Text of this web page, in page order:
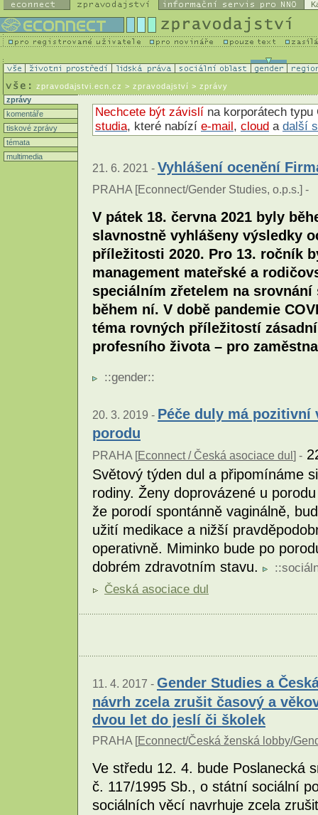
zpravodajstvi.ecn.cz > zpravodajství > zprávy
zprávy
komentáře
tiskové zprávy
témata
multimedia
Nechcete být závislí na korporátech
studia, které nabízí e-mail, cloud a další
21. 6. 2021 - Vyhlášení ocenění
PRAHA [Econnect/Gender Studies, o.p.s.] -
V pátek 18. června 2021 byly
slavnostně vyhlášeny výsledky
příležitosti 2020. Pro 13. ročník
management mateřské a
speciálním zřetelem na srovnání
během ní. V době pandemie
téma rovných příležitostí
profesního života – pro
::gender::
20. 3. 2019 - Péče duly má
porodu
PRAHA [Econnect / Česká asociace dul ] -
Světový týden dul a připomínáme
rodiny. Ženy doprovázené u
že porodí spontánně vaginálně,
užití medikace a nižší
operativně. Miminko bude po
dobrém zdravotním stavu.
::
Česká asociace dul
11. 4. 2017 - Gender Studies a
návrh zcela zrušit časový a
dvou let do jeslí či školek
PRAHA [Econnect/Česká ženská lobby/
Ve středu 12. 4. bude Poslanecká
č. 117/1995 Sb., o státní sociální
sociálních věcí navrhuje zcela